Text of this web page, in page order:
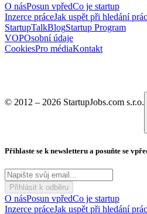
O násPosun vpředCo je startup
Inzerce práceJak uspět při hledání
StartupTalkBlogStartup Program
VOPOsobní údaje
CookiesPro médiaKontakt
© 2012 – 2026 StartupJobs.com s.r.o.
Přihlaste se k newsletteru a posuňte se
Přihlásit k odběru
O násPosun vpředCo je startup
Inzerce práceJak uspět při hledání